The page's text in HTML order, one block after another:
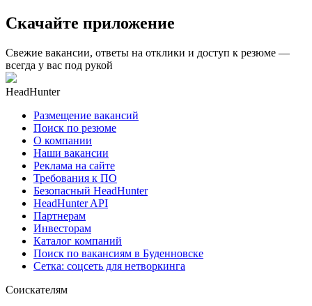
Скачайте приложение
Свежие вакансии, ответы на отклики и доступ к резюме —
всегда у вас под рукой
HeadHunter
Размещение вакансий
Поиск по резюме
О компании
Наши вакансии
Реклама на сайте
Требования к ПО
Безопасный HeadHunter
HeadHunter API
Партнерам
Инвесторам
Каталог компаний
Поиск по вакансиям в Буденновске
Сетка: соцсеть для нетворкинга
Соискателям